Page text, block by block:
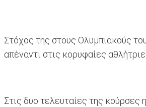
Στόχος της στους Ολυμπιακούς
απέναντι στις κορυφαίες
Στις δυο τελευταίες της κούρσες